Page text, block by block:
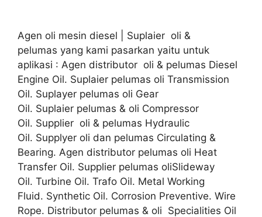
Agen oli mesin diesel | Suplaier oli &
pelumas yang kami pasarkan yaitu untuk
aplikasi : Agen distributor oli & pelumas Diesel
Engine Oil. Suplaier pelumas oli Transmission
Oil. Suplayer pelumas oli Gear
Oil. Suplaier pelumas & oli Compressor
Oil. Supplier oli & pelumas Hydraulic
Oil. Supplyer oli dan pelumas Circulating &
Bearing. Agen distributor pelumas oli Heat
Transfer Oil. Supplier pelumas oliSlideway
Oil. Turbine Oil. Trafo Oil. Metal Working
Fluid. Synthetic Oil. Corrosion Preventive. Wire
Rope. Distributor pelumas & oli Specialities Oil